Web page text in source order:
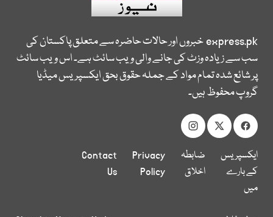
express.pkخبروں اور حالات حاضرہ سے متعلق پاکستان کی
سب سے زیادہ وزٹ کی جانے والی ویب سائٹ ہے۔ اس ویب سائٹ
پر شائع شدہ تمام مواد کے جملہ حقوق بحق ایکسپریس میڈیا
گروپ محفوظ ہیں۔
ایکسپریس
کے بارے
میں
ضابطہ
اخلاق
Privacy
Policy
Contact
Us